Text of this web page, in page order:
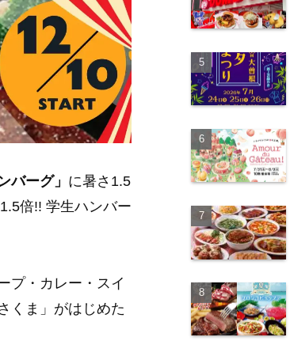
バーグ」 に暑さ1.5
倍!! 学生ハンバー
プ・カレー・スイ
くま」がはじめた